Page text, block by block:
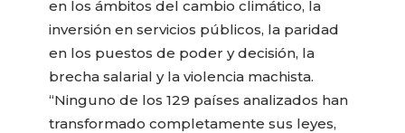
en los ámbitos del cambio climático, la
inversión en servicios públicos, la paridad
en los puestos de poder y decisión, la
brecha salarial y la violencia machista.
“Ninguno de los 129 países analizados han
transformado completamente sus leyes,